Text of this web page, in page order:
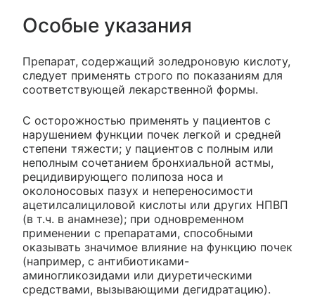
Особые указания
Препарат, содержащий золедроновую кислоту,
следует применять строго по показаниям для
соответствующей лекарственной формы.
С осторожностью применять у пациентов с
нарушением функции почек легкой и средней
степени тяжести; у пациентов с полным или
неполным сочетанием бронхиальной астмы,
рецидивирующего полипоза носа и
околоносовых пазух и непереносимости
ацетилсалициловой кислоты или других НПВП
(в т.ч. в анамнезе); при одновременном
применении с препаратами, способными
оказывать значимое влияние на функцию почек
(например, с антибиотиками-
аминогликозидами или диуретическими
средствами, вызывающими дегидратацию).